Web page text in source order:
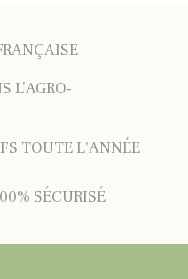
L’AGRO-
TOUTE L'ANNÉE
SÉCURISÉ